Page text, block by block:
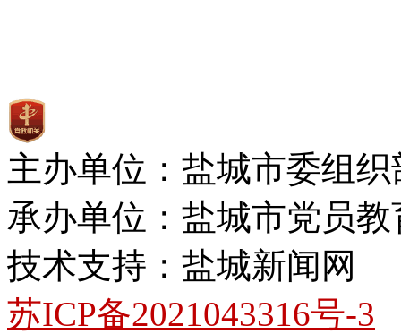
主办单位：盐城市委组织
承办单位：盐城市党员教
技术支持：盐城新闻网
苏ICP备2021043316号-3